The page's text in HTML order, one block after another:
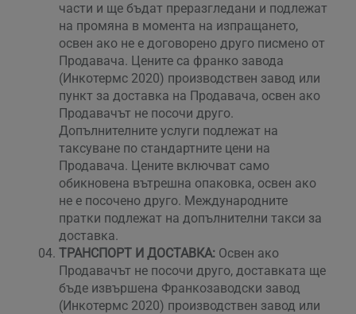
части и ще бъдат преразгледани и подлежат
на промяна в момента на изпращането,
освен ако не е договорено друго писмено от
Продавача. Цените са франко завода
(Инкотермс 2020) производствен завод или
пункт за доставка на Продавача, освен ако
Продавачът не посочи друго.
Допълнителните услуги подлежат на
таксуване по стандартните цени на
Продавача. Цените включват само
обикновена вътрешна опаковка, освен ако
не е посочено друго. Международните
пратки подлежат на допълнителни такси за
доставка.
ТРАНСПОРТ И ДОСТАВКА:Освен ако
Продавачът не посочи друго, доставката ще
бъде извършена Франкозаводски завод
(Инкотермс 2020) производствен завод или